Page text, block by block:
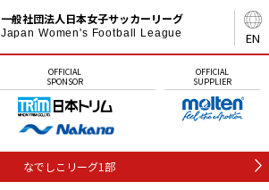
EN
一般社団法人日本女子サッカーリーグ
Japan Women's Football League
OFFICIAL
SPONSOR
OFFICIAL
SUPPLIER
なでしこリーグ1部